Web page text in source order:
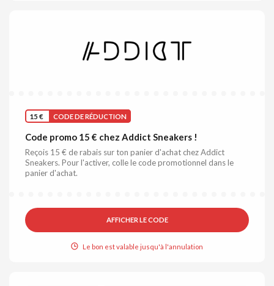
15 € CODE DE RÉDUCTION
Code promo 15 € chez Addict Sneakers !
Reçois 15 € de rabais sur ton panier d'achat chez Addict
Sneakers. Pour l'activer, colle le code promotionnel dans le
panier d'achat.
AFFICHER LE CODE
Le bon est valable jusqu'à l'annulation